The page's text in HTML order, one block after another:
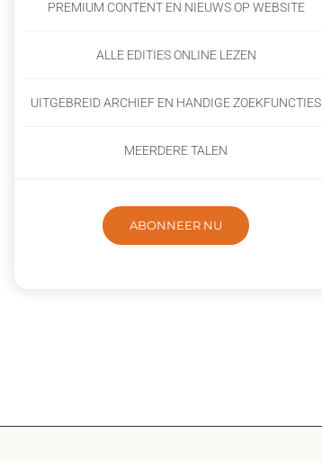
PREMIUM CONTENT EN NIEUWS OP WEBSITE
ALLE EDITIES ONLINE LEZEN
UITGEBREID ARCHIEF EN HANDIGE ZOEKFUNCTIES
MEERDERE TALEN
ABONNEER NU